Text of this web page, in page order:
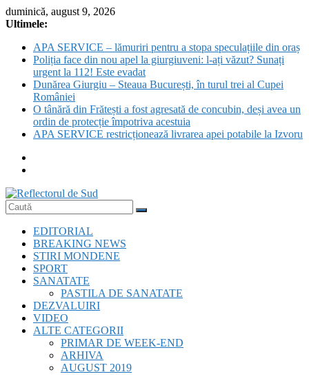
Skip
to
duminică, august 9, 2026
Ultimele:
APA SERVICE – lămuriri pentru a stopa speculațiile din oraș
Poliția face din nou apel la giurgiuveni: l-ați văzut? Sunați
urgent la 112! Este evadat
Dunărea Giurgiu – Steaua București, în turul trei al Cupei
României
O tânără din Frătești a fost agresată de concubin, deși avea un
ordin de protecție împotriva acestuia
APA SERVICE restricționează livrarea apei potabile la Izvoru
Reflectorul
Sud
EDITORIAL
BREAKING NEWS
STIRI MONDENE
SPORT
SANATATE
PASTILA DE SANATATE
DEZVALUIRI
VIDEO
ALTE CATEGORII
PRIMAR DE WEEK-END
ARHIVA
AUGUST 2019